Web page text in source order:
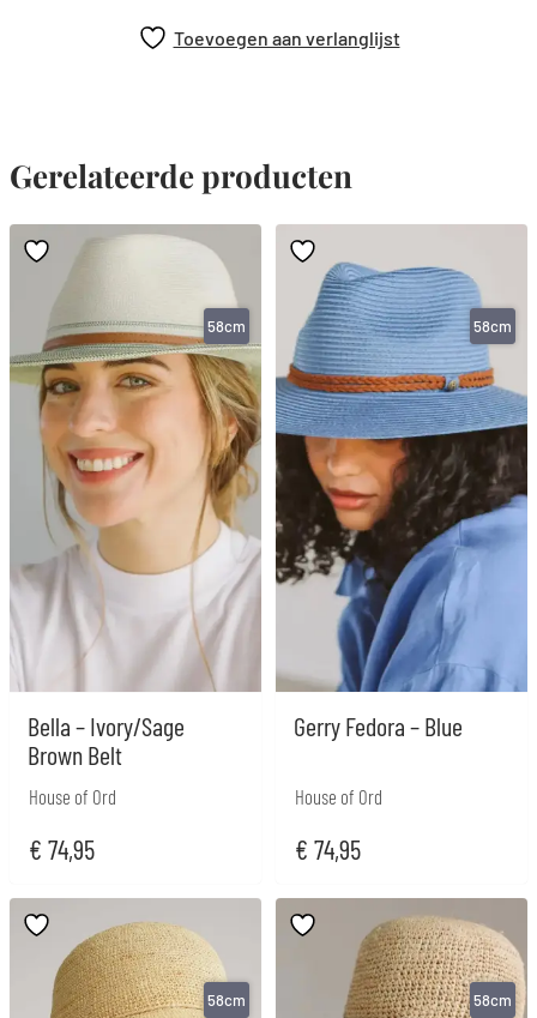
Stijlvol, ademend en reisklaar: de Bretonse zonnehoed houdt
Toevoegen aan verlanglijst
Gerelateerde producten
Bella – Ivory/Sage
Brown Belt
House of Ord
€ 74,95
58cm
Gerry Fedora – Blue
House of Ord
€ 74,95
58cm
58cm 58cm